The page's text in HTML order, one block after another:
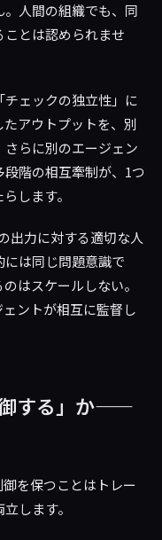
人間の組織でも、同
とは認められませ
ェックの独立性」に
アウトプットを、別
らに別のエージェン
階の相互牽制が、1つ
します。
出力に対する適切な人
は同じ問題意識で
はスケールしない。
ントが相互に監督し
する」か——
を保つことはトレー
します。